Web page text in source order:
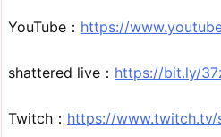
YouTube： https://
shattered live： https://bit.ly/
Twitch： https://www.twitch.tv/